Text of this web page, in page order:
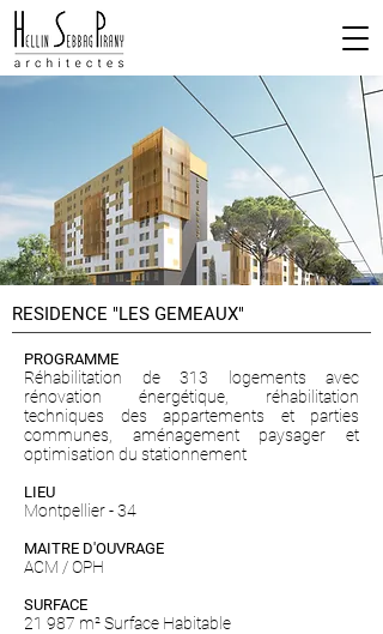
RESIDENCE "LES GEMEAUX"
PROGRAMME
Réhabilitation de 313 logements avec
rénovation énergétique, réhabilitation
techniques des appartements et parties
communes, aménagement paysager et
optimisation du stationnement
LIEU
Montpellier - 34
MAITRE D'OUVRAGE
ACM / OPH
SURFACE
21 987 m² Surface Habitable